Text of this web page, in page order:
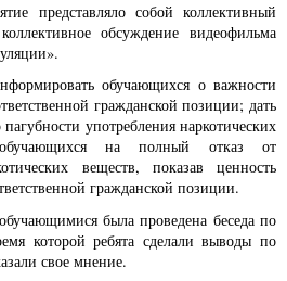
представляло собой коллективный
обсуждение видеофильма
обучающихся о важности
гражданской позиции; дать
употребления наркотических
обучающихся на полный отказ от
веществ, показав ценность
гражданской позиции.
была проведена беседа по
которой ребята сделали выводы по
свое мнение.